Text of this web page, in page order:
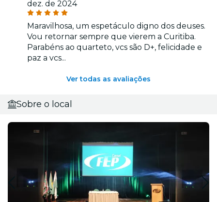
dez. de 2024
Maravilhosa, um espetáculo digno dos deuses.
Vou retornar sempre que vierem a Curitiba.
Parabéns ao quarteto, vcs são D+, felicidade e
paz a vcs...
Ver todas as avaliações
Sobre o local